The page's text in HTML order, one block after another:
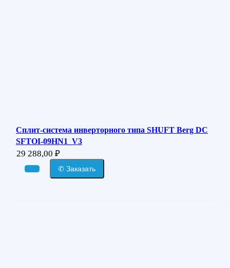
Сплит-система инверторного типа SHUFT Berg DC
SFTOI-09HN1_V3
29 288,00 ₽
✆ Заказать